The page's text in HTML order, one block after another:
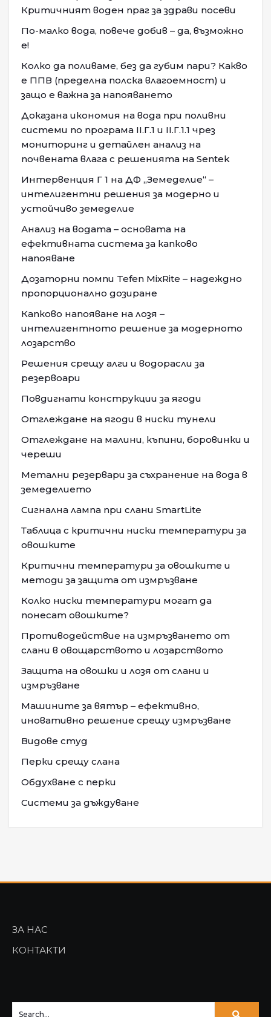
Критичният воден праг за здрави посеви
По-малко вода, повече добив – да, възможно
е!
Колко да поливаме, без да губим пари? Какво
е ППВ (пределна полска влагоемност) и
защо е важна за напояването
Доказана икономия на вода при поливни
системи по програма II.Г.1 и II.Г.1.1 чрез
мониторинг и детайлен анализ на
почвената влага с решенията на Sentek
Интервенция Г 1 на ДФ „Земеделие“ –
интелигентни решения за модерно и
устойчиво земеделие
Анализ на водата – основата на
ефективната система за капково
напояване
Дозаторни помпи Tefen MixRite – надеждно
пропорционално дозиране
Капково напояване на лозя –
интелигентното решение за модерното
лозарство
Решения срещу алги и водорасли за
резервоари
Повдигнати конструкции за ягоди
Отглеждане на ягоди в ниски тунели
Отглеждане на малини, къпини, боровинки и
череши
Метални резервари за съхранение на вода в
земеделието
Сигнална лампа при слани SmartLite
Таблица с критични ниски температури за
овошките
Критични температури за овошките и
методи за защита от измръзване
Колко ниски температури могат да
понесат овошките?
Противодействие на измръзването от
слани в овощарството и лозарството
Защита на овошки и лозя от слани и
измръзване
Машините за вятър – ефективно,
иновативно решение срещу измръзване
Видове студ
Перки срещу слана
Обдухване с перки
Системи за дъждуване
ЗА НАС
КОНТАКТИ